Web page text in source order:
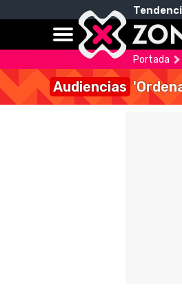
Portada
Audiencias